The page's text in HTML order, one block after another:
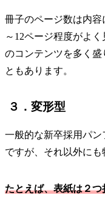
冊子のページ数は内
～12ページ程度がよ
のコンテンツを多く盛
ともあります。
３．変形型
一般的な新卒採用パ
ですが、それ以外にも
たとえば、表紙は２